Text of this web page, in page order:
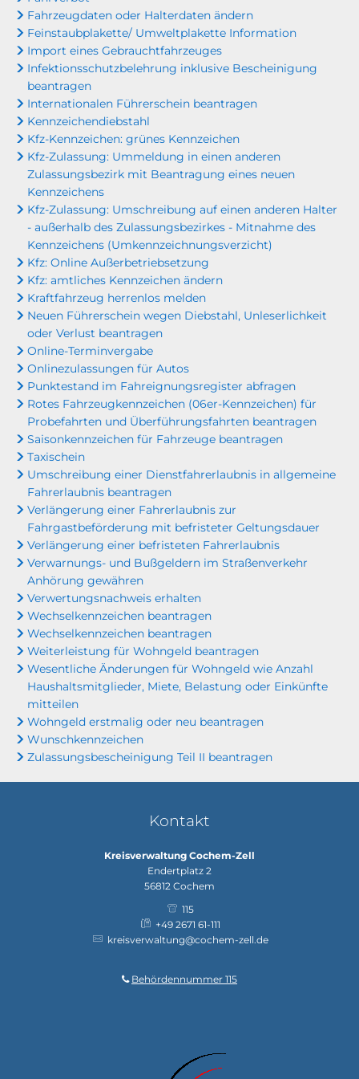
Fahrzeugdaten oder Halterdaten ändern
Feinstaubplakette/ Umweltplakette Information
Import eines Gebrauchtfahrzeuges
Infektionsschutzbelehrung inklusive Bescheinigung
beantragen
Internationalen Führerschein beantragen
Kennzeichendiebstahl
Kfz-Kennzeichen: grünes Kennzeichen
Kfz-Zulassung: Ummeldung in einen anderen
Zulassungsbezirk mit Beantragung eines neuen
Kennzeichens
Kfz-Zulassung: Umschreibung auf einen anderen Halter
- außerhalb des Zulassungsbezirkes - Mitnahme des
Kennzeichens (Umkennzeichnungsverzicht)
Kfz: Online Außerbetriebsetzung
Kfz: amtliches Kennzeichen ändern
Kraftfahrzeug herrenlos melden
Neuen Führerschein wegen Diebstahl, Unleserlichkeit
oder Verlust beantragen
Online-Terminvergabe
Onlinezulassungen für Autos
Punktestand im Fahreignungsregister abfragen
Rotes Fahrzeugkennzeichen (06er-Kennzeichen) für
Probefahrten und Überführungsfahrten beantragen
Saisonkennzeichen für Fahrzeuge beantragen
Taxischein
Umschreibung einer Dienstfahrerlaubnis in allgemeine
Fahrerlaubnis beantragen
Verlängerung einer Fahrerlaubnis zur
Fahrgastbeförderung mit befristeter Geltungsdauer
Verlängerung einer befristeten Fahrerlaubnis
Verwarnungs- und Bußgeldern im Straßenverkehr
Anhörung gewähren
Verwertungsnachweis erhalten
Wechselkennzeichen beantragen
Wechselkennzeichen beantragen
Weiterleistung für Wohngeld beantragen
Wesentliche Änderungen für Wohngeld wie Anzahl
Haushaltsmitglieder, Miete, Belastung oder Einkünfte
mitteilen
Wohngeld erstmalig oder neu beantragen
Wunschkennzeichen
Zulassungsbescheinigung Teil II beantragen
Kontakt
Kreisverwaltung Cochem-Zell
Endertplatz 2
56812 Cochem
115
+49 2671 61-111
kreisverwaltung@cochem-zell.de
Behördennummer 115